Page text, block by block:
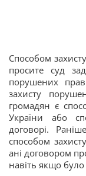
Способом
просите суд
порушених
захисту
громадян є
України або
договорі.
способом
ані договором
навіть якщо